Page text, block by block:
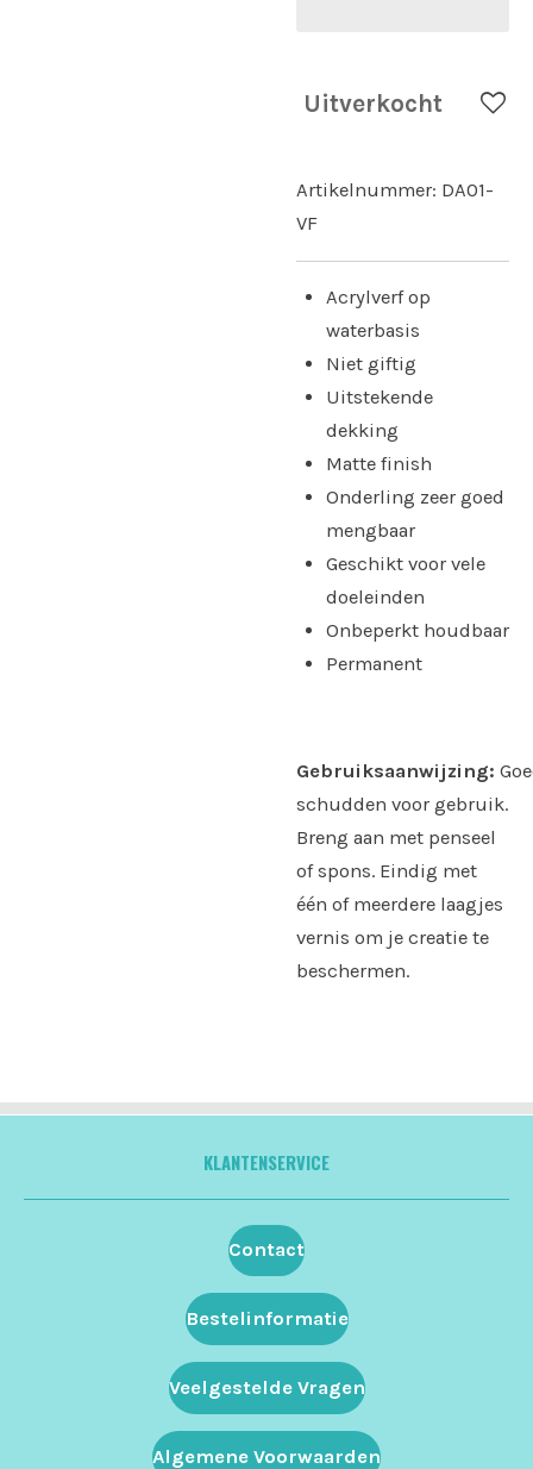
Uitverkocht
Artikelnummer: DA01-
VF
Acrylverf op
waterbasis
Niet giftig
Uitstekende
dekking
Matte finish
Onderling zeer goed
mengbaar
Geschikt voor vele
doeleinden
Onbeperkt houdbaar
Permanent
Gebruiksaanwijzing:
schudden voor gebruik.
Breng aan met penseel
of spons. Eindig met
één of meerdere laagjes
vernis om je creatie te
beschermen.
KLANTENSERVICE
Contact
Bestelinformatie
Veelgestelde Vragen
Algemene Voorwaarden